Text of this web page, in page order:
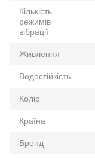
Кількість
режимів
вібрації
Живлення
Водостійкість
Колір
Країна
Бренд